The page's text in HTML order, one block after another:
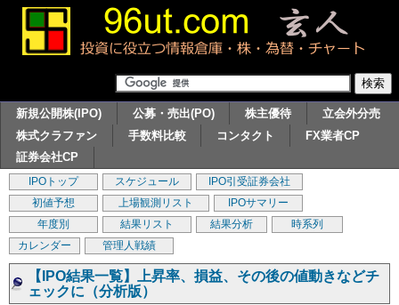
新規公開株(IPO) 公募・売出(PO) 株主優待
立会外分売
株式クラファン
手数料比較 コンタクト
FX業者CP
証券会社CP
IPOトップ スケジュール
IPO引受証券会社
初値予想
上場観測リスト
IPOサマリー
年度別
結果リスト 結果分析
時系列
カレンダー
管理人戦績
【IPO結果一覧】上昇率、損益、その後の値動きなどチ
ェックに（分析版）